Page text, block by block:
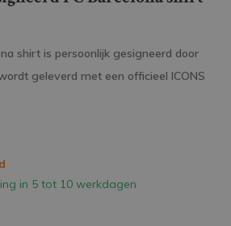
shirt is persoonlijk gesigneerd door
geleverd met een officieel ICONS
in 5 tot 10 werkdagen